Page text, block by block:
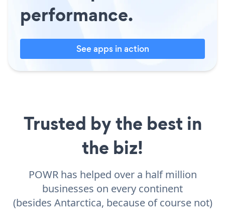
performance.
See apps in action
Trusted by the best in
the biz!
POWR has helped over a half million
businesses on every continent
(besides Antarctica, because of course not)